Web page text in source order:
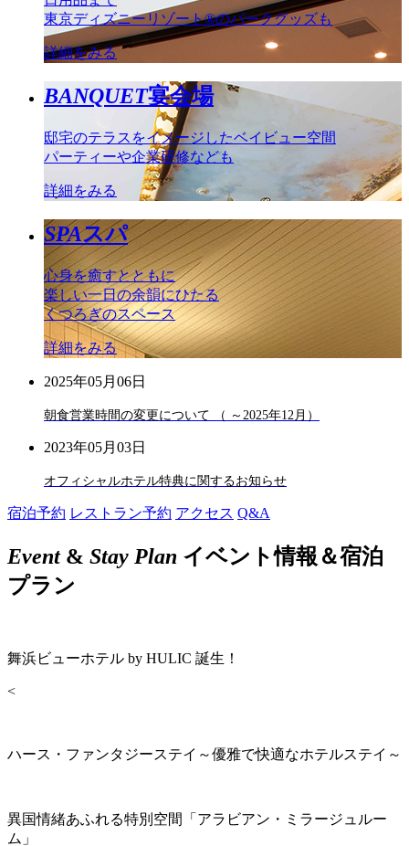
東京ディズニーリゾート®のパークグッズも
詳細をみる
BANQUET宴会場
邸宅のテラスをイメージしたベイビュー空間
パーティーや企業研修なども
詳細をみる
SPAスパ
心身を癒すとともに
楽しい一日の余韻にひたる
くつろぎのスペース
詳細をみる
2025年05月06日
朝食営業時間の変更について （ ～2025年12月）
2023年05月03日
オフィシャルホテル特典に関するお知らせ
宿泊予約 レストラン予約 アクセス Q&A
Event& Stay Plan イベント情報＆宿泊
プラン
舞浜ビューホテル by HULIC 誕生！
<
ハース・ファンタジーステイ～優雅で快適なホテルステイ～
異国情緒あふれる特別空間「アラビアン・ミラージュルー
ム」